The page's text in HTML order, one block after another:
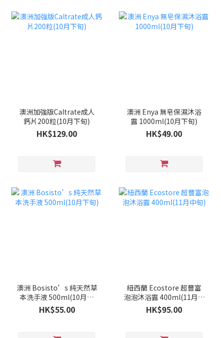
澳洲加強版Caltrate成人
鈣片200粒(10月下旬)
HK$129.00
澳洲 Enya 無皂保濕沐浴
露 1000ml(10月下旬)
HK$49.00
澳洲 Bosisto’s 純天然草
本洗手液 500ml(10月下
旬)
HK$55.00
紐西蘭 Ecostore 超豐富
泡泡沐浴露 400ml(11月中
旬)
HK$95.00